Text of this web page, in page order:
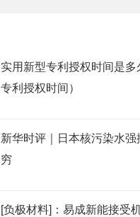
实用新型专利授权时间是多
专利授权时间）
新华时评｜日本核污染水
穷
[负极材料]：易成新能接受